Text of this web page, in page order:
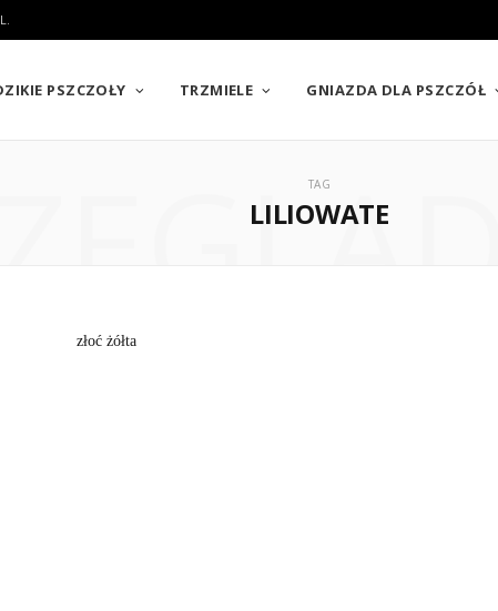
PSZCZOŁY TRZMIELE GNIAZDA DLA PSZCZÓŁ
TAG
LILIOWATE